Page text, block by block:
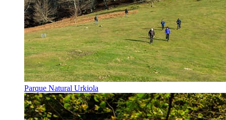
Parque Natural Urkiola